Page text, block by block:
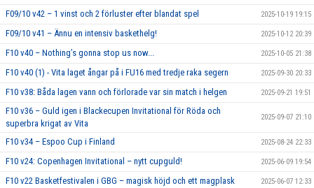
F09/10 v42 – 1 vinst och 2 förluster efter blandat spel 2025-10-19 19:15
F09/10 v41 – Ännu en intensiv baskethelg! 2025-10-12 20:39
F10 v40 – Nothing’s gonna stop us now... 2025-10-05 21:38
F10 v40 (1) - Vita laget ångar på i FU16 med tredje raka segern 2025-09-30 20:33
F10 v38: Båda lagen vann och förlorade var sin match i helgen 2025-09-21 19:51
F10 v36 – Guld igen i Blackecupen Invitational för Röda och
superbra krigat av Vita
2025-09-07 21:10
F10 v34 – Espoo Cup i Finland 2025-08-24 22:33
F10 v24: Copenhagen Invitational – nytt cupguld! 2025-06-09 19:54
F10 v22 Basketfestivalen i GBG – magisk höjd och ett magplask 2025-06-07 12:33